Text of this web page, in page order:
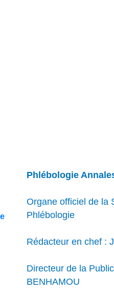
Phlébologie
Organe officiel de la
Phlébologie
Rédacteur en chef :
Directeur de la
BENHAMOU